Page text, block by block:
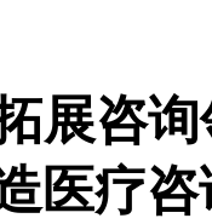
展咨
医疗